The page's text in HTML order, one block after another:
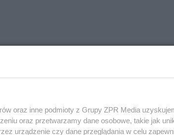
oraz inne podmioty z Grupy ZPR Media
oraz przetwarzamy dane osobowe, takie jak
urządzenie czy dane przeglądania w celu